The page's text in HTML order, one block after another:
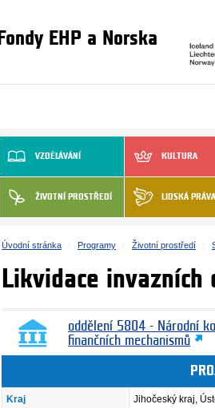
Fondy EHP a Norska
VZDĚLÁVÁNÍ KULTURA
ŽIVOTNÍ PROSTŘEDÍ LIDSKÁ PRÁVA
Úvodní stránka Programy Životní prostředí
Likvidace
oddělení 5804 - Národní
finančních mechanismů
Kraj Jihočeský kraj,